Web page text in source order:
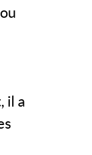
il a